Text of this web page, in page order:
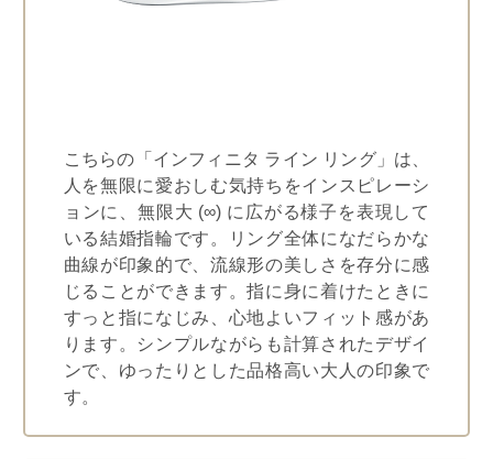
こちらの「インフィニタ ライン リング」は、
人を無限に愛おしむ気持ちをインスピレーシ
ョンに、無限大 (∞) に広がる様子を表現して
いる結婚指輪です。リング全体になだらかな
曲線が印象的で、流線形の美しさを存分に感
じることができます。指に身に着けたときに
すっと指になじみ、心地よいフィット感があ
ります。シンプルながらも計算されたデザイ
ンで、ゆったりとした品格高い大人の印象で
す。